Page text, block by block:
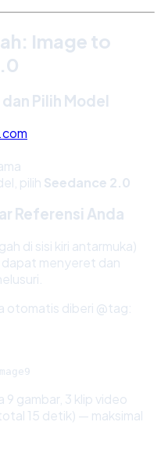
Image to
Pilih Model
pilih Seedance 2.0
Referensi Anda
di sisi kiri antarmuka)
dapat menyeret dan
otomatis diberi @tag:
gambar, 3 klip video
15 detik) — maksimal